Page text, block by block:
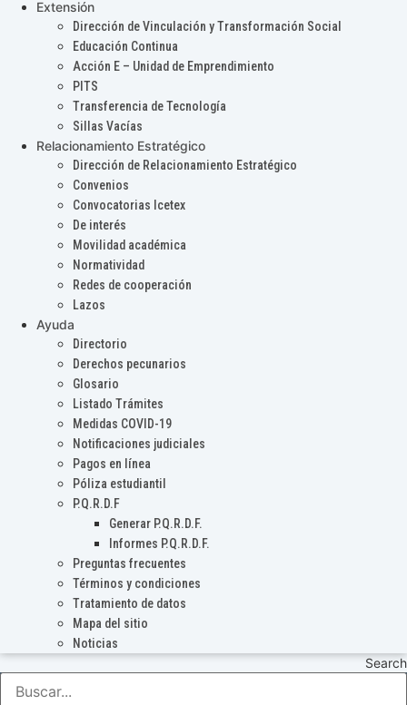
Extensión
Dirección de Vinculación y Transformación Social
Educación Continua
Acción E – Unidad de Emprendimiento
PITS
Transferencia de Tecnología
Sillas Vacías
Relacionamiento Estratégico
Dirección de Relacionamiento Estratégico
Convenios
Convocatorias Icetex
De interés
Movilidad académica
Normatividad
Redes de cooperación
Lazos
Ayuda
Directorio
Derechos pecunarios
Glosario
Listado Trámites
Medidas COVID-19
Notificaciones judiciales
Pagos en línea
Póliza estudiantil
P.Q.R.D.F
Generar P.Q.R.D.F.
Informes P.Q.R.D.F.
Preguntas frecuentes
Términos y condiciones
Tratamiento de datos
Mapa del sitio
Noticias
Search